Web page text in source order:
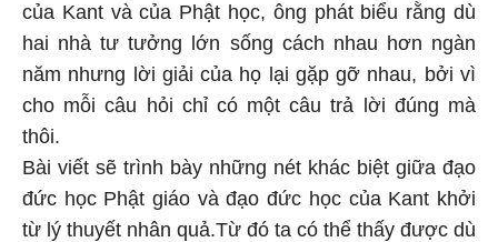
của Kant và của Phật học, ông phát biểu rằng dù
hai nhà tư tưởng lớn sống cách nhau hơn ngàn
năm nhưng lời giải của họ lại gặp gỡ nhau, bởi vì
cho mỗi câu hỏi chỉ có một câu trả lời đúng mà
thôi.
Bài viết sẽ trình bày những nét khác biệt giữa đạo
đức học Phật giáo và đạo đức học của Kant khởi
từ lý thuyết nhân quả.Từ đó ta có thể thấy được dù